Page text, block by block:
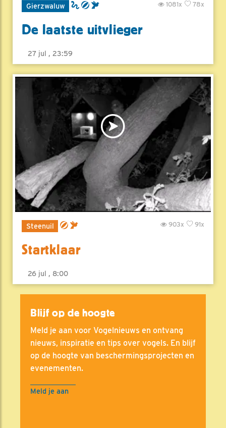
Gierzwaluw 78x
1081x
De laatste uitvlieger
27 jul , 23:59
Steenuil 91x
903x
Startklaar
26 jul , 8:00
Blijf op de hoogte
Meld je aan voor Vogelnieuws en ontvang
nieuws, inspiratie en tips over vogels. En blijf
op de hoogte van beschermingsprojecten en
evenementen.
Meld je aan